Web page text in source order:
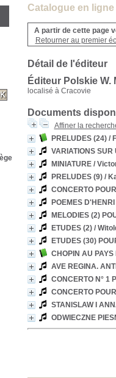
Catalogue en
A partir de cette page
Retourner au premier
Détail de l'éditeur
Éditeur Polskie W.
localisé à Cracovie
Documents
Affiner la
PRELUDES (24)/
VARIATIONS SUR
MINIATURE/
PRELUDES (9)/
CONCERTO
POEMES
MELODIES (2)
ETUDES (2)/
ETUDES (30)
CHOPIN AU PAYS
AVE REGINA.
CONCERTO N° 1
CONCERTO
STANISLAW I
ODWIECZNE